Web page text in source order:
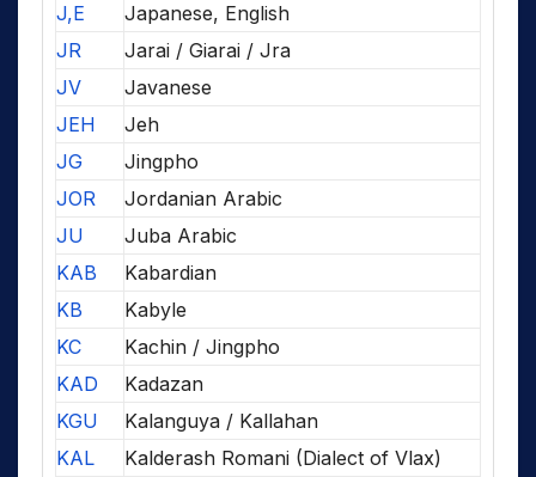
J,E
Japanese, English
JR
Jarai / Giarai / Jra
JV
Javanese
JEH
Jeh
JG
Jingpho
JOR
Jordanian Arabic
JU
Juba Arabic
KAB
Kabardian
KB
Kabyle
KC
Kachin / Jingpho
KAD
Kadazan
KGU
Kalanguya / Kallahan
KAL
Kalderash Romani (Dialect of Vlax)